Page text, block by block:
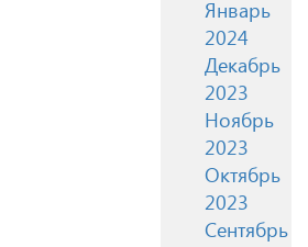
Январь
2024
Декабрь
2023
Ноябрь
2023
Октябрь
2023
Сентябрь